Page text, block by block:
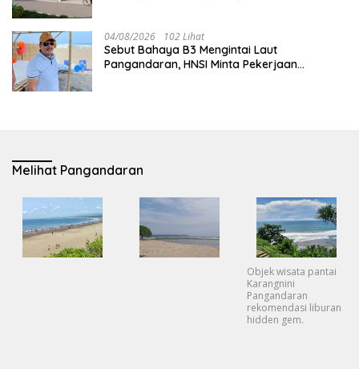
04/08/2026 102 Lihat
Sebut Bahaya B3 Mengintai Laut
Pangandaran, HNSI Minta Pekerjaan
Melihat Pangandaran
Objek wisata pantai
Karangnini
Pangandaran
rekomendasi liburan
hidden gem.